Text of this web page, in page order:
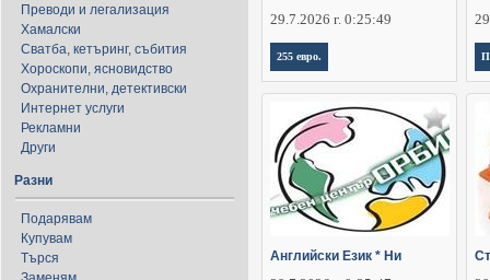
Преводи и легализация
Хамалски
Сватба, кетъринг, събития
Хороскопи, ясновидство
Охранителни, детективски
Интернет услуги
Рекламни
Други
Разни
Подарявам
Купувам
Търся
29.7.2026 г. 0:25:49
255 евро.
Английски Език * Ни